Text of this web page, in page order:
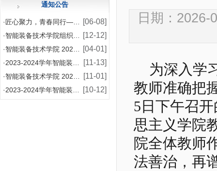
通知公告
[06-08]
· 匠心聚力，青春同行——智能装备技术学院2026年师
[12-12]
·智能装备技术学院组织模具设计与制造专业学生赴企业开
[04-01]
·智能装备技术学院 2024-2025 学年国家助学
[11-13]
·2023-2024学年智能装备技术学院增补国家奖学
[11-01]
·智能装备技术学院 2024-2025学年国家助学金
[10-12]
·2023-2024学年智能装备技术学院国家奖学金评
日期：
为深入学
教师准确把
5日下午召
思主义学院
院全体教师
法善治，再